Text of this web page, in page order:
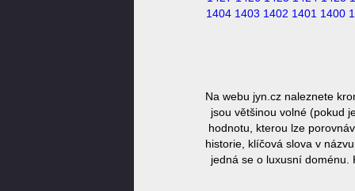
1404 1403 1402 1401 1400
Na webu jyn.cz naleznete
jsou většinou volné (pokud
hodnotu, kterou lze
historie, klíčová slova v
jedná se o luxusní doménu.